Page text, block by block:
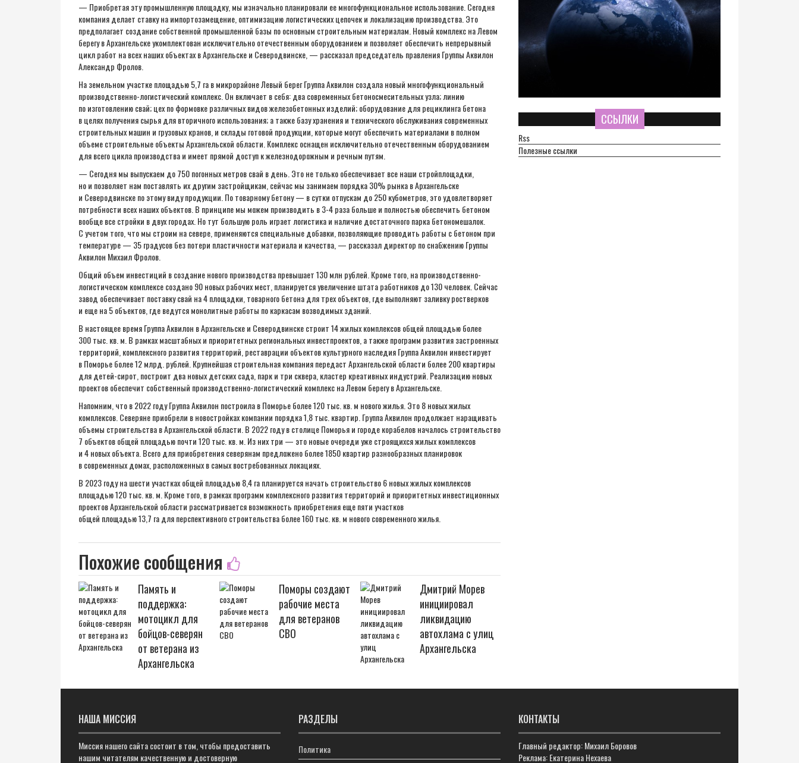
— Приобретая эту промышленную площадку, мы изначально планировали ее многофункциональное использование. Сегодня
компания делает ставку на импортозамещение, оптимизацию логистических цепочек и локализацию производства. Это
предполагает создание собственной промышленной базы по основным строительным материалам. Новый комплекс на Левом
берегу в Архангельске укомплектован исключительно отечественным оборудованием и позволяет обеспечить непрерывный
цикл работ на всех наших объектах в Архангельске и Северодвинске, — рассказал председатель правления Группы Аквилон
Александр Фролов.
На земельном участке площадью 5,7 га в микрорайоне Левый берег Группа Аквилон создала новый многофункциональный
производственно-логистический комплекс. Он включает в себя: два современных бетоносмесительных узла; линию
по изготовлению свай; цех по формовке различных видов железобетонных изделий; оборудование для рециклинга бетона
в целях получения сырья для вторичного использования; а также базу хранения и технического обслуживания современных
строительных машин и грузовых кранов, и склады готовой продукции, которые могут обеспечить материалами в полном
объеме строительные объекты Архангельской области. Комплекс оснащен исключительно отечественным оборудованием
для всего цикла производства и имеет прямой доступ к железнодорожным и речным путям.
— Сегодня мы выпускаем до 750 погонных метров свай в день. Это не только обеспечивает все наши стройплощадки,
но и позволяет нам поставлять их другим застройщикам, сейчас мы занимаем порядка 30% рынка в Архангельске
и Северодвинске по этому виду продукции. По товарному бетону — в сутки отпускам до 250 кубометров, это удовлетворяет
потребности всех наших объектов. В принципе мы можем производить в 3-4 раза больше и полностью обеспечить бетоном
вообще все стройки в двух городах. Но тут большую роль играет логистика и наличие достаточного парка бетономешалок.
С учетом того, что мы строим на севере, применяются специальные добавки, позволяющие проводить работы с бетоном при
температуре — 35 градусов без потери пластичности материала и качества, — рассказал директор по снабжению Группы
Аквилон Михаил Фролов.
Общий объем инвестиций в создание нового производства превышает 130 млн рублей. Кроме того, на производственно-
логистическом комплексе создано 90 новых рабочих мест, планируется увеличение штата работников до 130 человек. Сейчас
завод обеспечивает поставку свай на 4 площадки, товарного бетона для трех объектов, где выполняют заливку ростверков
и еще на 5 объектов, где ведутся монолитные работы по каркасам возводимых зданий.
В настоящее время Группа Аквилон в Архангельске и Северодвинске строит 14 жилых комплексов общей площадью более
300 тыс. кв. м. В рамках масштабных и приоритетных региональных инвестпроектов, а также программ развития застроенных
территорий, комплексного развития территорий, реставрации объектов культурного наследия Группа Аквилон инвестирует
в Поморье более 12 млрд. рублей. Крупнейшая строительная компания передаст Архангельской области более 200 квартиры
для детей-сирот, построит два новых детских сада, парк и три сквера, кластер креативных индустрий. Реализацию новых
проектов обеспечит собственный производственно-логистический комплекс на Левом берегу в Архангельске.
Напомним, что в 2022 году Группа Аквилон построила в Поморье более 120 тыс. кв. м нового жилья. Это 8 новых жилых
комплексов. Северяне приобрели в новостройках компании порядка 1,8 тыс. квартир. Группа Аквилон продолжает наращивать
объемы строительства в Архангельской области. В 2022 году в столице Поморья и городе корабелов началось строительство
7 объектов общей площадью почти 120 тыс. кв. м. Из них три — это новые очереди уже строящихся жилых комплексов
и 4 новых объекта. Всего для приобретения северянам предложено более 1850 квартир разнообразных планировок
в современных домах, расположенных в самых востребованных локациях.
В 2023 году на шести участках общей площадью 8,4 га планируется начать строительство 6 новых жилых комплексов
площадью 120 тыс. кв. м. Кроме того, в рамках программ комплексного развития территорий и приоритетных инвестиционных
проектов Архангельской области рассматривается возможность приобретения еще пяти участков
общей площадью 13,7 га для перспективного строительства более 160 тыс. кв. м нового современного жилья.
Похожие сообщения
Память и
поддержка:
мотоцикл для
бойцов-северян
от ветерана из
Архангельска
Поморы создают
рабочие места
для ветеранов
СВО
Дмитрий Морев
инициировал
ликвидацию
автохлама с улиц
Архангельска
ССЫЛКИ
Rss
Полезные ссылки
НАША МИССИЯ
Миссия нашего сайта состоит в том, чтобы предоставить
нашим читателям качественную и достоверную
РАЗДЕЛЫ
Политика
КОНТАКТЫ
Главный редактор: Михаил Боровов
Реклама: Екатерина Нехаева